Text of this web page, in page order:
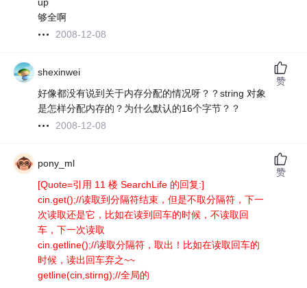
up
够全啊
2008-12-08
shexinwei
好像都没有说到关于内存分配的情况呀？？string 对象
是怎样分配内存的？为什么默认的16个字节？？
2008-12-08
赞
pony_ml
[Quote=引用 11 楼 SearchLife 的回复:]
cin.get();//读取到分隔符结束，但是不取分隔符，下一
次读取还是它，比如在读到回车的时候，不读取回
车，下一次读取
cin.getline();//读取分隔符，取出！比如在读取回车的
时候，读出回车弃之~~
getline(cin,stirng);//全局的
赞